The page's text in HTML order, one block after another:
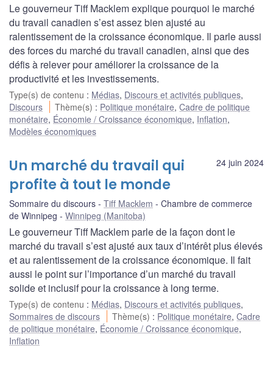
Le gouverneur Tiff Macklem explique pourquoi le marché
du travail canadien s’est assez bien ajusté au
ralentissement de la croissance économique. Il parle aussi
des forces du marché du travail canadien, ainsi que des
défis à relever pour améliorer la croissance de la
productivité et les investissements.
Type(s) de contenu : Médias, Discours et activités publiques,
Discours
Thème(s) : Politique monétaire,Cadre de politique
monétaire, Économie / Croissance économique, Inflation,
Modèles économiques
24 juin 2024
Un marché du travail qui
profite à tout le monde
Sommaire du discours Tiff Macklem
Chambre de commerce
de Winnipeg
Winnipeg (Manitoba)
Le gouverneur Tiff Macklem parle de la façon dont le
marché du travail s’est ajusté aux taux d’intérêt plus élevés
et au ralentissement de la croissance économique. Il fait
aussi le point sur l’importance d’un marché du travail
solide et inclusif pour la croissance à long terme.
Type(s) de contenu : Médias, Discours et activités publiques,
Sommaires de discours
Thème(s) : Politique monétaire,Cadre
de politique monétaire, Économie / Croissance économique,
Inflation